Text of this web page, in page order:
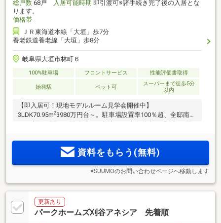
総戸数 68戸 入居可能時期 即引渡可※諸手続き完了後の入居とな
ります。
価格帯 -
ＪＲ東海道本線「大垣」歩7分
養老鉄道養老線「大垣」歩8分
岐阜県大垣市林町６
100%駐車場 フロントサービス 性能評価書取得
始発駅 ペット可
スーパーまで徒歩5分
以内
【即入居可！現地モデルルーム見学会開催中】
3LDK70.95m23980万円台～。駐車場設置率100％超、全邸南向
分。徒歩圏内にスーパー、ドラッグストアなどが充実。マン
ションならではのコンシェルジュサービス付き
資料をもらう(無料)
※SUUMOのお問い合わせページへ移動します
更新あり
パークホームズ刈谷アネシア 先着順